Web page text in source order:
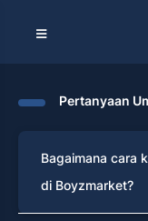
Pertanyaan
Bagaimana cara
di Boyzmarket?